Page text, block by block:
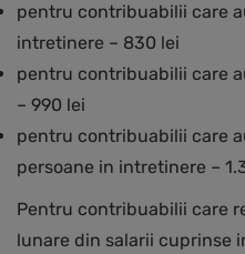
pentru contribuabilii care
intretinere – 830 lei
pentru contribuabilii care
– 990 lei
pentru contribuabilii care
persoane in intretinere –
Pentru contribuabilii care
lunare din salarii cuprinse